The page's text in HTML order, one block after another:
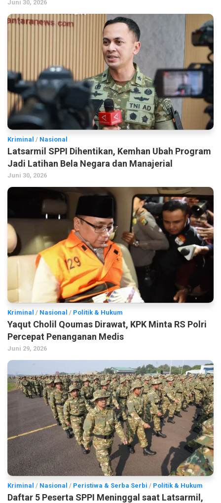
Juni 30, 2026
Kriminal / Nasional
Latsarmil SPPI Dihentikan, Kemhan Ubah Program
Jadi Latihan Bela Negara dan Manajerial
Juni 30, 2026
Kriminal / Nasional / Politik & Hukum
Yaqut Cholil Qoumas Dirawat, KPK Minta RS Polri
Percepat Penanganan Medis
Juni 29, 2026
Kriminal / Nasional / Peristiwa & Serba Serbi / Politik & Hukum
Daftar 5 Peserta SPPI Meninggal saat Latsarmil,